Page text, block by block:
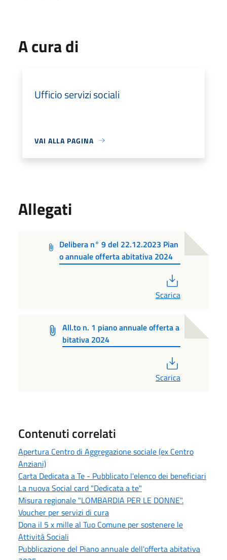
A cura di
Ufficio servizi sociali
VAI ALLA PAGINA
Allegati
Delibera n° 9 del 22.12.2023 Pian
o annuale offerta abitativa 2024
Scarica
All.to n. 1 piano annuale offerta a
bitativa 2024
Scarica
Contenuti correlati
Apertura Centro di Aggregazione sociale (ex Centro
Anziani)
Carta Dedicata a Te - Pubblicato l'elenco dei beneficiari
La nuova Social card "Dedicata a te"
Misura regionale "LOMBARDIA PER LE DONNE".
Voucher per servizi di cura
Dona il 5 x mille al Tuo Comune per sostenere le
Attività Sociali
Pubblicazione del Piano annuale dell'offerta abitativa